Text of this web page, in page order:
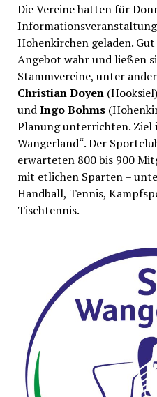
Die Vereine hatten für
Hohenkirchen geladen.
Angebot wahr und ließen
Stammvereine, unter
Christian Doyen
undIngo Bohms
Planung unterrichten. Ziel
Wangerland“. Der
erwarteten 800 bis 900
mit etlichen Sparten –
Handball, Tennis,
Tischtennis.